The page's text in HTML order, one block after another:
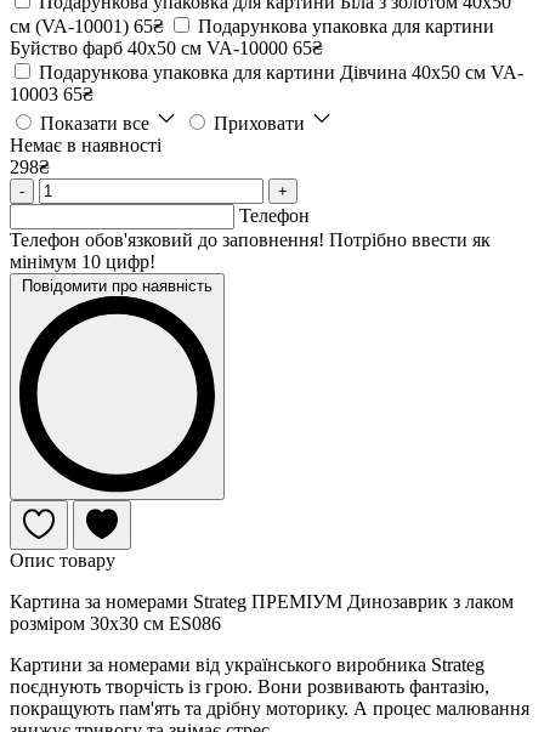
см (VA-10001) 65₴
Подарункова упаковка для картини
Буйство фарб 40х50 см VA-10000 65₴
Подарункова упаковка для картини Дівчина 40х50 см VA-
10003 65₴
Показати все
Приховати
Немає в наявності
298₴
- +
Телефон
Телефон обов'язковий до заповнення! Потрібно ввести як
мінімум 10 цифр!
Повідомити про наявність
Опис товару
Картина за номерами Strateg ПРЕМІУМ Динозаврик з лаком
розміром 30х30 см ES086
Картини за номерами від українського виробника Strateg
поєднують творчість із грою. Вони розвивають фантазію,
покращують пам'ять та дрібну моторику. А процес малювання